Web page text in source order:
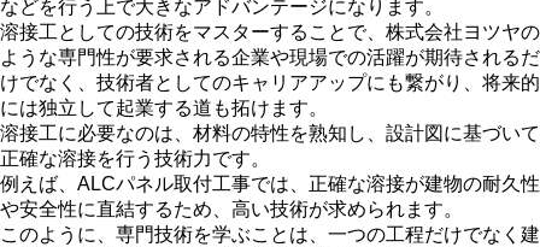
などを行う上で大きなアドバンテージになります。
溶接工としての技術をマスターすることで、株式会社ヨツヤの
ような専門性が要求される企業や現場での活躍が期待されるだ
けでなく、技術者としてのキャリアアップにも繋がり、将来的
には独立して起業する道も拓けます。
溶接工に必要なのは、材料の特性を熟知し、設計図に基づいて
正確な溶接を行う技術力です。
例えば、ALCパネル取付工事では、正確な溶接が建物の耐久性
や安全性に直結するため、高い技術が求められます。
このように、専門技術を学ぶことは、一つの工程だけでなく建